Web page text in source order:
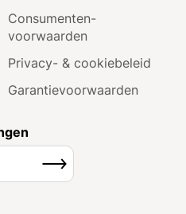
Consumenten­
voorwaarden
Privacy- & cookiebeleid
Garantie­voorwaarden
Inschrijven